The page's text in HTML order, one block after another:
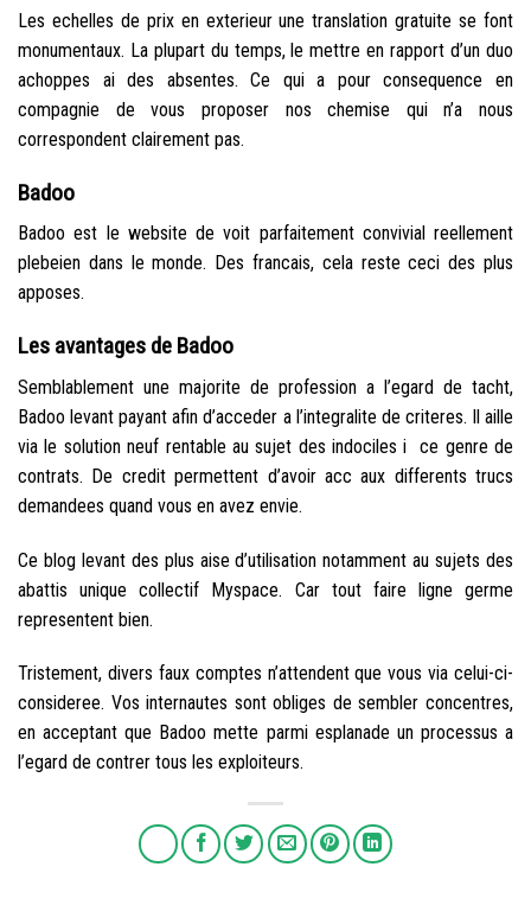
Les echelles de prix en exterieur une translation gratuite se font
monumentaux. La plupart du temps, le mettre en rapport d’un duo
achoppes ai des absentes. Ce qui a pour consequence en
compagnie de vous proposer nos chemise qui n’a nous
correspondent clairement pas.
Badoo
Badoo est le website de voit parfaitement convivial reellement
plebeien dans le monde. Des francais, cela reste ceci des plus
apposes.
Les avantages de Badoo
Semblablement une majorite de profession a l’egard de tacht,
Badoo levant payant afin d’acceder a l’integralite de criteres. Il aille
via le solution neuf rentable au sujet des indociles i ce genre de
contrats. De credit permettent d’avoir acc aux differents trucs
demandees quand vous en avez envie.
Ce blog levant des plus aise d’utilisation notamment au sujets des
abattis unique collectif Myspace. Car tout faire ligne germe
representent bien.
Tristement, divers faux comptes n’attendent que vous via celui-ci-
consideree. Vos internautes sont obliges de sembler concentres,
en acceptant que Badoo mette parmi esplanade un processus a
l’egard de contrer tous les exploiteurs.